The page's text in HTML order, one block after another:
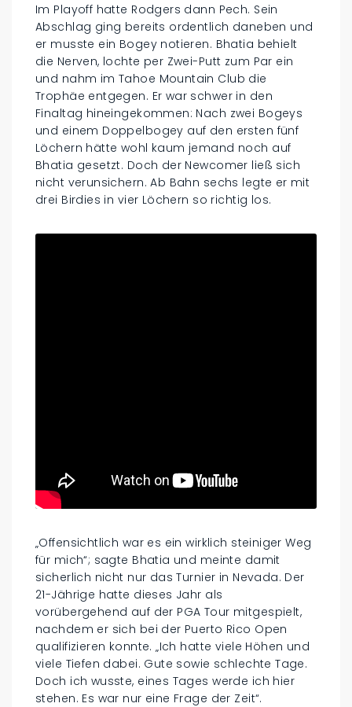
Im Playoff hatte Rodgers dann Pech. Sein
Abschlag ging bereits ordentlich daneben und
er musste ein Bogey notieren. Bhatia behielt
die Nerven, lochte per Zwei-Putt zum Par ein
und nahm im Tahoe Mountain Club die
Trophäe entgegen. Er war schwer in den
Finaltag hineingekommen: Nach zwei Bogeys
und einem Doppelbogey auf den ersten fünf
Löchern hätte wohl kaum jemand noch auf
Bhatia gesetzt. Doch der Newcomer ließ sich
nicht verunsichern. Ab Bahn sechs legte er mit
drei Birdies in vier Löchern so richtig los.
„Offensichtlich war es ein wirklich steiniger Weg
für mich“; sagte Bhatia und meinte damit
sicherlich nicht nur das Turnier in Nevada. Der
21-Jährige hatte dieses Jahr als
vorübergehend auf der PGA Tour mitgespielt,
nachdem er sich bei der Puerto Rico Open
qualifizieren konnte. „Ich hatte viele Höhen und
viele Tiefen dabei. Gute sowie schlechte Tage.
Doch ich wusste, eines Tages werde ich hier
stehen. Es war nur eine Frage der Zeit“.